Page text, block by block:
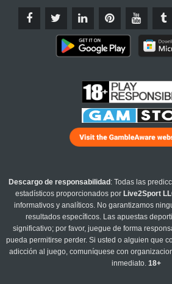
Descargo de responsabilidad : Todas las
estadísticos proporcionados por Live2Sport
informativos y analíticos. No garantizamos
resultados específicos. Las apuestas
significativo; por favor, juegue de forma
pueda permitirse perder. Si usted o alguien que
adicción al juego, comuníquese con
inmediato.18+